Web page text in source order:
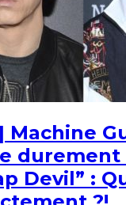
Machine
durement
Devil” :